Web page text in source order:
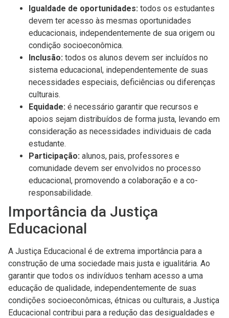
Igualdade de oportunidades: todos os estudantes
devem ter acesso às mesmas oportunidades
educacionais, independentemente de sua origem ou
condição socioeconômica.
Inclusão: todos os alunos devem ser incluídos no
sistema educacional, independentemente de suas
necessidades especiais, deficiências ou diferenças
culturais.
Equidade: é necessário garantir que recursos e
apoios sejam distribuídos de forma justa, levando em
consideração as necessidades individuais de cada
estudante.
Participação: alunos, pais, professores e
comunidade devem ser envolvidos no processo
educacional, promovendo a colaboração e a co-
responsabilidade.
Importância da Justiça
Educacional
A Justiça Educacional é de extrema importância para a
construção de uma sociedade mais justa e igualitária. Ao
garantir que todos os indivíduos tenham acesso a uma
educação de qualidade, independentemente de suas
condições socioeconômicas, étnicas ou culturais, a Justiça
Educacional contribui para a redução das desigualdades e